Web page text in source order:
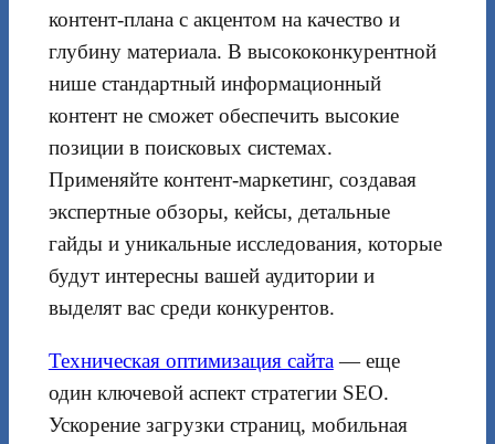
контент-плана с акцентом на качество и
глубину материала. В высококонкурентной
нише стандартный информационный
контент не сможет обеспечить высокие
позиции в поисковых системах.
Применяйте контент-маркетинг, создавая
экспертные обзоры, кейсы, детальные
гайды и уникальные исследования, которые
будут интересны вашей аудитории и
выделят вас среди конкурентов.
Техническая оптимизация сайта— еще
один ключевой аспект стратегии SEO.
Ускорение загрузки страниц, мобильная